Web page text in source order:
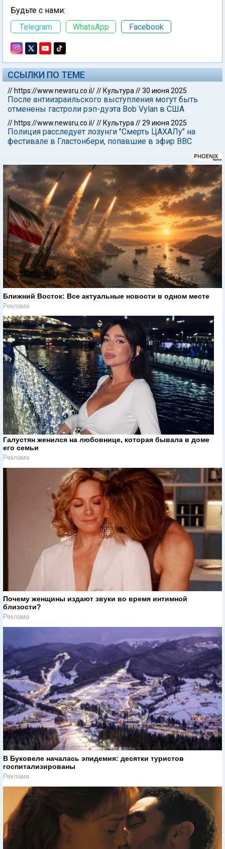
Будьте с нами:
Telegram
WhatsApp Facebook
ССЫЛКИ ПО ТЕМЕ
// https://www.newsru.co.il/// Культура //30 июня 2025
После антиизраильского выступления могут быть
отменены гастроли рэп-дуэта Bob Vylan в США
// https://www.newsru.co.il/// Культура //29 июня 2025
Полиция расследует лозунги "Смерть ЦАХАЛу" на
фестивале в Гластонбери, попавшие в эфир BBC
Ближний Восток: Все актуальные новости в одном месте
Реклама
Галустян женился на любовнице, которая бывала в доме
его семьи
Реклама
Почему женщины издают звуки во время интимной
близости?
Реклама
В Буковеле началась эпидемия: десятки туристов
госпитализированы
Реклама